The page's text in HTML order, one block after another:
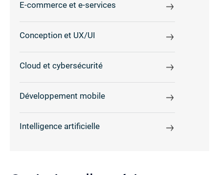
E-commerce et e-services
Conception et UX/UI
Cloud et cybersécurité
Développement mobile
Intelligence artificielle